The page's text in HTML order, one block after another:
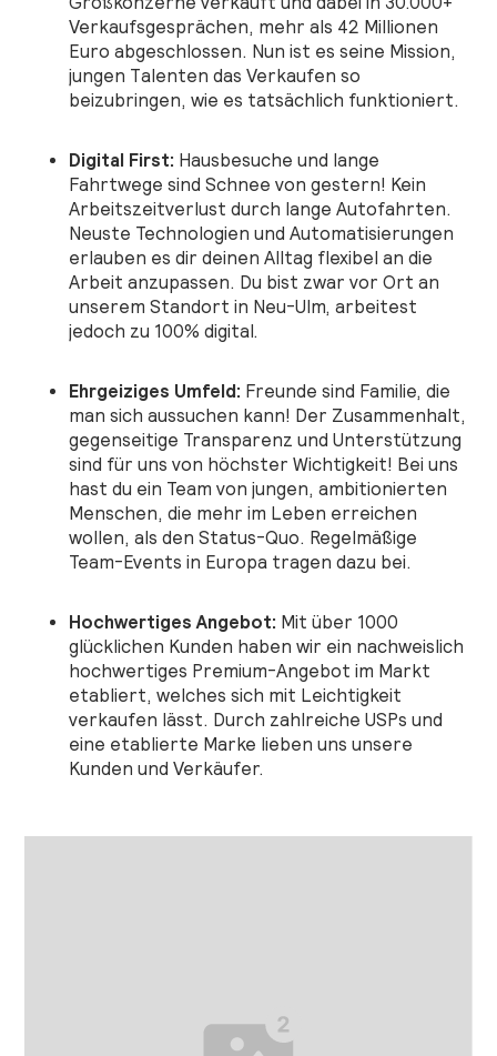
Verkaufsgesprächen, mehr als 42 Millionen
Euro abgeschlossen. Nun ist es seine Mission,
jungen Talenten das Verkaufen so
beizubringen, wie es tatsächlich funktioniert.
Digital First: Hausbesuche und lange
Fahrtwege sind Schnee von gestern! Kein
Arbeitszeitverlust durch lange Autofahrten.
Neuste Technologien und Automatisierungen
erlauben es dir deinen Alltag flexibel an die
Arbeit anzupassen. Du bist zwar vor Ort an
unserem Standort in Neu-Ulm, arbeitest
jedoch zu 100% digital.
Ehrgeiziges Umfeld: Freunde sind Familie, die
man sich aussuchen kann! Der Zusammenhalt,
gegenseitige Transparenz und Unterstützung
sind für uns von höchster Wichtigkeit! Bei uns
hast du ein Team von jungen, ambitionierten
Menschen, die mehr im Leben erreichen
wollen, als den Status-Quo. Regelmäßige
Team-Events in Europa tragen dazu bei.
Hochwertiges Angebot: Mit über 1000
glücklichen Kunden haben wir ein nachweislich
hochwertiges Premium-Angebot im Markt
etabliert, welches sich mit Leichtigkeit
verkaufen lässt. Durch zahlreiche USPs und
eine etablierte Marke lieben uns unsere
Kunden und Verkäufer.